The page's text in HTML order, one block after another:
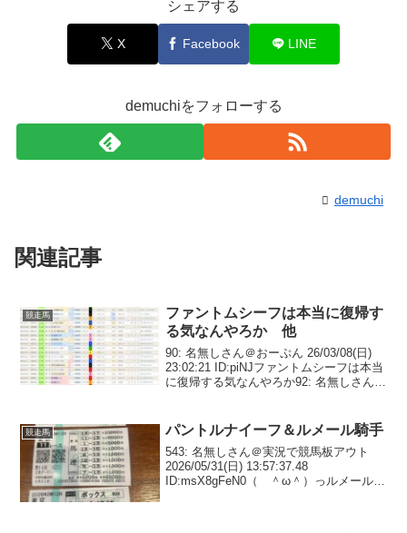
シェアする
X Facebook LINE
demuchiをフォローする
demuchi
関連記事
競走馬
ファントムシーフは本当に復帰す
る気なんやろか 他
90: 名無しさん＠おーぷん 26/03/08(日)
23:02:21 ID:piNJファントムシーフは本当
に復帰する気なんやろか92: 名無しさん＠
競走馬 パントルナイーフ＆ルメール騎手
543: 名無しさん＠実況で競馬板アウト
2026/05/31(日) 13:57:37.48
ID:msX8gFeN0（ ＾ω＾）っルメールを